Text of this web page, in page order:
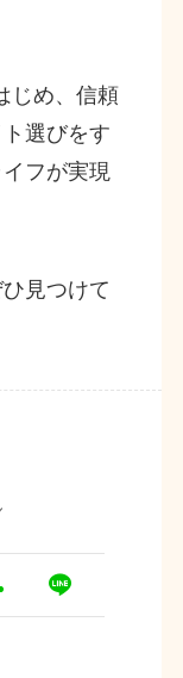
じめ、信頼
選びをす
フが実現
見つけて